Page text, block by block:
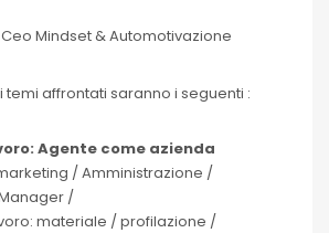
Mindset & Automotivazione
temi affrontati saranno i seguenti :
Agente come azienda
/ Amministrazione /
/
materiale / profilazione /